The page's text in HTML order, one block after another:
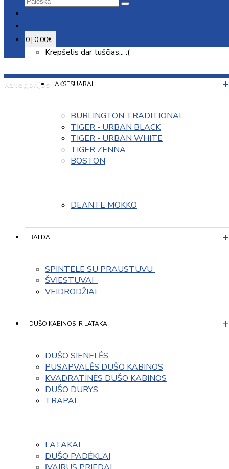
0 | 0,00€
Krepšelis dar tuščias... :(
Kategorijos AKSESUARAI
BURLINGTON TRADITIONAL
TIGER - URBAN BLACK
TIGER - URBAN WHITE
TIGER ZENNA
BOSTON
DEANTE MOKKO
BALDAI
SPINTELE SU PRAUSTUVU
ŠVIESTUVAI
VEIDRODŽIAI
DUŠO KABINOS IR LATAKAI
DUŠO SIENELĖS
PUSAPVALĖS DUŠO KABINOS
KVADRATINĖS DUŠO KABINOS
DUŠO DURYS
TRAPAI
LATAKAI
DUŠO PADĖKLAI